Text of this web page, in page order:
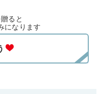
ると
になります